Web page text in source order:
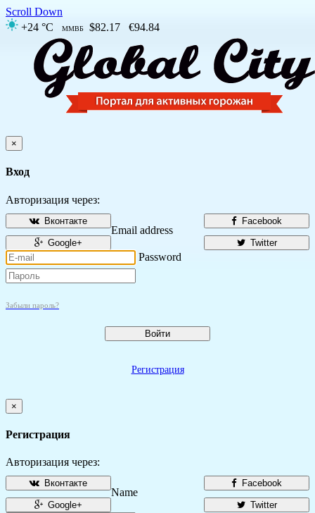
Scroll Down
+24 °C
ММВБ $82.17 €94.84
×
Вход
Авторизация через:
Facebook
Вконтакте
Twitter
Google+
Email address
Password
Забыли пароль?
Войти
Регистрация
×
Регистрация
Авторизация через:
Facebook
Вконтакте
Twitter
Google+
Name